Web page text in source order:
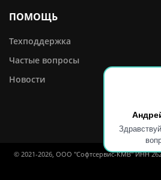
ПОМОЩЬ
Техподдержка
Частые вопросы
Новости
© 2021-2026, ООО "Софтсервис-КМВ" ИНН